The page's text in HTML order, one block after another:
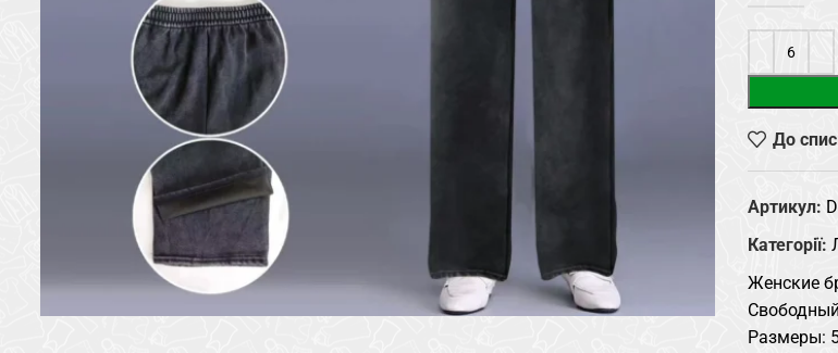
До
Артикул:
Категорії:
Женские
Размеры: